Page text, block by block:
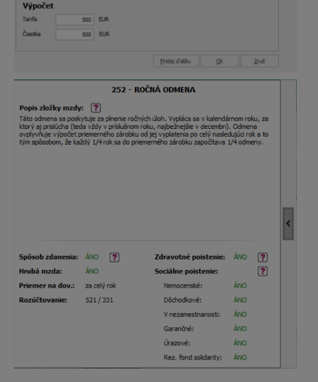
Daňové priznania
CENKROS 4 - Rozpočet
CENKROS 4 - Importy/Exporty
CENKROS 4 - Technické (inštalácia, aktivovanie ...)
Stavebný rozpočet online
Stavario - Časté otázky